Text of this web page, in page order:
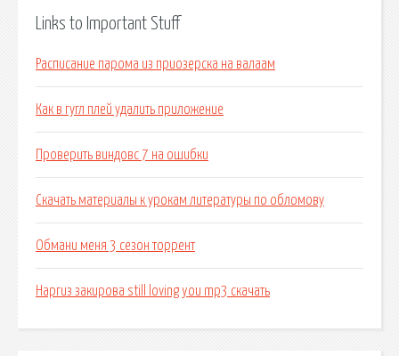
Links to Important Stuff
Расписание парома из приозерска на валаам
Как в гугл плей удалить приложение
Проверить виндовс 7 на ошибки
Скачать материалы к урокам литературы по обломову
Обмани меня 3 сезон торрент
Наргиз закирова still loving you mp3 скачать